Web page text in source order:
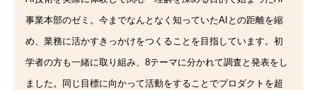
事業本部のゼミ。 今までなんとなく知っていたAIとの距離を縮
め、業務に活かすきっかけをつくることを目指しています。 初
学者の方も一緒に取り組み、8テーマに分かれて調査と発表をし
ました。
同じ目標に向かって活動をすることでプロダクトを超